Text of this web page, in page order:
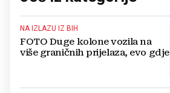
NA IZLAZU IZ BIH
FOTO Duge kolone vozila na
više graničnih prijelaza, evo gdje